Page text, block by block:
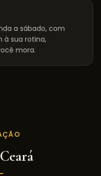
a sábado, com
à sua rotina,
mora.
Ceará